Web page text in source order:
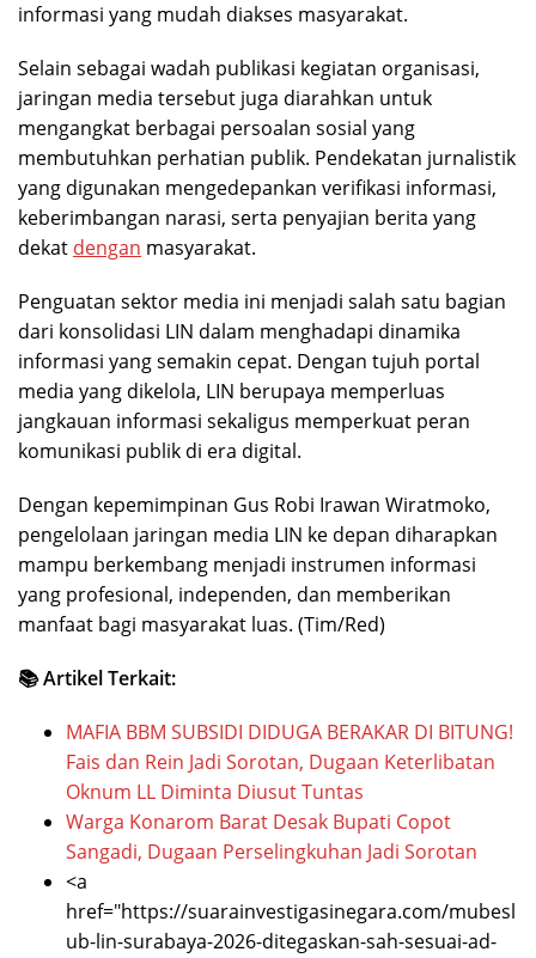
informasi yang mudah diakses masyarakat.
Selain sebagai wadah publikasi kegiatan organisasi,
jaringan media tersebut juga diarahkan untuk
mengangkat berbagai persoalan sosial yang
membutuhkan perhatian publik. Pendekatan jurnalistik
yang digunakan mengedepankan verifikasi informasi,
keberimbangan narasi, serta penyajian berita yang
dekat dengan masyarakat.
Penguatan sektor media ini menjadi salah satu bagian
dari konsolidasi LIN dalam menghadapi dinamika
informasi yang semakin cepat. Dengan tujuh portal
media yang dikelola, LIN berupaya memperluas
jangkauan informasi sekaligus memperkuat peran
komunikasi publik di era digital.
Dengan kepemimpinan Gus Robi Irawan Wiratmoko,
pengelolaan jaringan media LIN ke depan diharapkan
mampu berkembang menjadi instrumen informasi
yang profesional, independen, dan memberikan
manfaat bagi masyarakat luas. (Tim/Red)
📚 Artikel Terkait:
MAFIA BBM SUBSIDI DIDUGA BERAKAR DI BITUNG!
Fais dan Rein Jadi Sorotan, Dugaan Keterlibatan
Oknum LL Diminta Diusut Tuntas
Warga Konarom Barat Desak Bupati Copot
Sangadi, Dugaan Perselingkuhan Jadi Sorotan
<a
href="https://suarainvestigasinegara.com/mubesl
ub-lin-surabaya-2026-ditegaskan-sah-sesuai-ad-